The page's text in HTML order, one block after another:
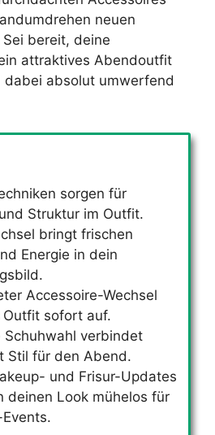
neuen
bereit, deine
attraktives Abendoutfit
dabei absolut umwerfend
sorgen für
Struktur im Outfit.
bringt frischen
Energie in dein
Accessoire-Wechsel
sofort auf.
Schuhwahl verbindet
Stil für den Abend.
und Frisur-Updates
deinen Look mühelos für